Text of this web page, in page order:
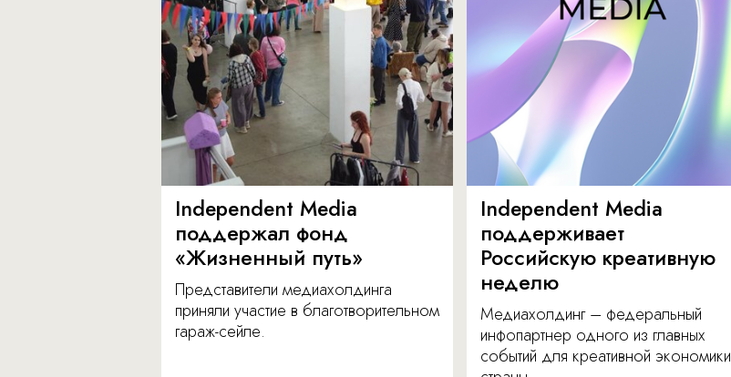
Independent Media
поддержал фонд
«Жизненный путь»
Представители медиахолдинга
приняли участие в благотворительном
гараж-сейле.
Independent Media
поддерживает
Российскую креативную
неделю
Медиахолдинг – федеральный
инфопартнер одного из главных
событий для креативной экономики